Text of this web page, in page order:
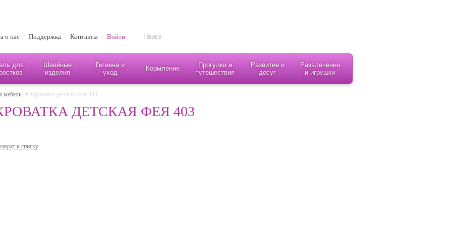
о нас Поддержка Контакты Войти
для
Швейные
изделия
Гигиена и
уход
Кормление
Прогулки и
путешествия
Развитие и
досуг
Развлечения
и игрушки
мебель > Кроватка детская Фея 403
ДЕТСКАЯ ФЕЯ 403
к списку